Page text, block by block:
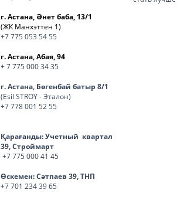
г. Астана, Әнет баба, 13/1
(ЖК Манхэттен 1)
+7 775 053 54 55
г. Астана, Абая, 94
+ 7 775 000 34 35
г. Астана, Бөгенбай батыр 8/1
(Esil STROY - Эталон)
+7 778 001 52 55
Қарағанды:Учетный квартал
39, Строймарт
+7 775 000 41 45
Өскемен:Сәтпаев 39, ТНП
+7 701 234 39 65